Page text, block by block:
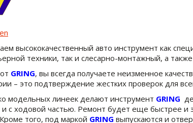
высококачественный авто инструмент как
техники, так и слесарно-монтажный, а
GRING, вы всегда получаете неизменное
– это подтверждение жестких проверок для
модельных линеек делают инструмент GRING
и с ходовой частью. Ремонт будет еще быстрее
того, под маркой GRING выпускаются и